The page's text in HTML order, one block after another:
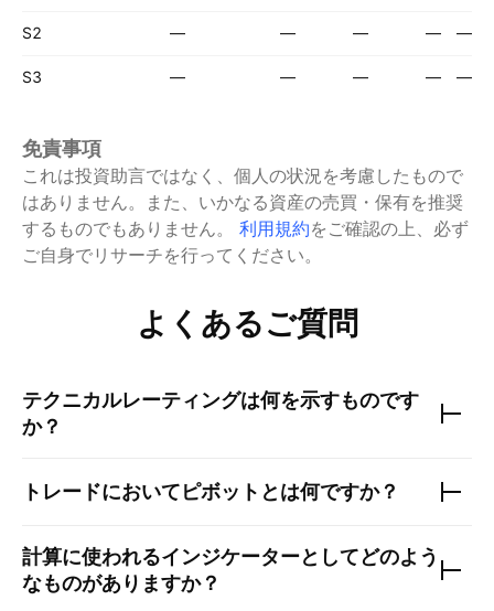
S2 — — — — —
S3 — — — — —
免責事項
これは投資助言ではなく、個人の状況を考慮したもので
はありません。また、いかなる資産の売買・保有を推奨
するものでもありません。
利用規約をご確認の上、必ず
ご自身でリサーチを行ってください。
よくあるご質問
テクニカルレーティングは何を示すものです
か？
トレードにおいてピボットとは何ですか？
計算に使われるインジケーターとしてどのよう
なものがありますか？